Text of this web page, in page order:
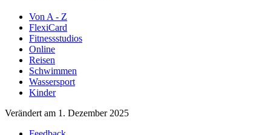
Von A - Z
FlexiCard
Fitnessstudios
Online
Reisen
Schwimmen
Wassersport
Kinder
Verändert am 1. Dezember 2025